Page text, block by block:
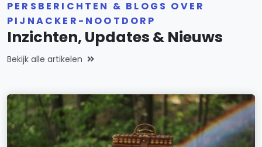
PERSBERICHTEN & BLOGS OVER
PIJNACKER-NOOTDORP
Inzichten, Updates & Nieuws
Bekijk alle artikelen